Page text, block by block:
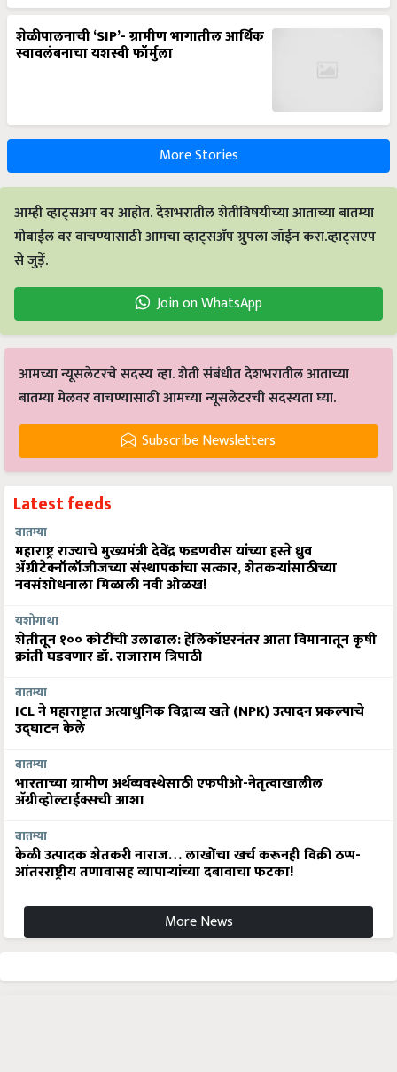
शेळीपालनाची ‘SIP’- ग्रामीण भागातील आर्थिक
स्वावलंबनाचा यशस्वी फॉर्मुला
More Stories
आम्ही व्हाट्सअप वर आहोत. देशभरातील शेतीविषयीच्या आताच्या बातम्या
मोबाईल वर वाचण्यासाठी आमचा व्हाट्सअँप ग्रुपला जॉईन करा.व्हाट्सएप
से जुड़ें.
Join on WhatsApp
आमच्या न्यूसलेटरचे सदस्य व्हा. शेती संबंधीत देशभरातील आताच्या
बातम्या मेलवर वाचण्यासाठी आमच्या न्यूसलेटरची सदस्यता घ्या.
Subscribe Newsletters
Latest feeds
बातम्या
महाराष्ट्र राज्याचे मुख्यमंत्री देवेंद्र फडणवीस यांच्या हस्ते ध्रुव
ॲग्रीटेक्नॉलॉजीजच्या संस्थापकांचा सत्कार, शेतकऱ्यांसाठीच्या
नवसंशोधनाला मिळाली नवी ओळख!
यशोगाथा
शेतीतून १०० कोटींची उलाढाल: हेलिकॉप्टरनंतर आता विमानातून कृषी
क्रांती घडवणार डॉ. राजाराम त्रिपाठी
बातम्या
ICL ने महाराष्ट्रात अत्याधुनिक विद्राव्य खते (NPK) उत्पादन प्रकल्पाचे
उद्घाटन केले
बातम्या
भारताच्या ग्रामीण अर्थव्यवस्थेसाठी एफपीओ-नेतृत्वाखालील
अ‍ॅग्रीव्होल्टाईक्सची आशा
बातम्या
केळी उत्पादक शेतकरी नाराज… लाखोंचा खर्च करूनही विक्री ठप्प-
आंतरराष्ट्रीय तणावासह व्यापाऱ्यांच्या दबावाचा फटका!
More News